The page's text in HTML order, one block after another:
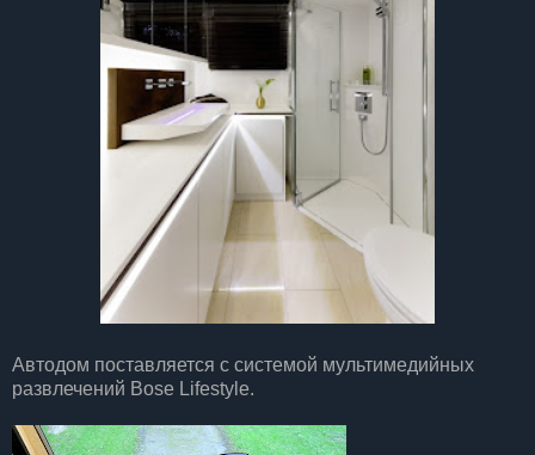
Автодом поставляется с системой мультимедийных
развлечений Bose Lifestyle.